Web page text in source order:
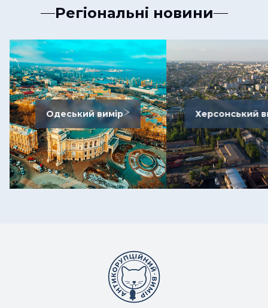
Регіональні новини
Одеський вимір Херсонський